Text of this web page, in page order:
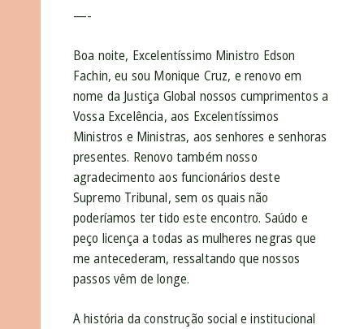
—-
Boa noite, Excelentíssimo Ministro Edson
Fachin, eu sou Monique Cruz, e renovo em
nome da Justiça Global nossos cumprimentos a
Vossa Excelência, aos Excelentíssimos
Ministros e Ministras, aos senhores e senhoras
presentes. Renovo também nosso
agradecimento aos funcionários deste
Supremo Tribunal, sem os quais não
poderíamos ter tido este encontro. Saúdo e
peço licença a todas as mulheres negras que
me antecederam, ressaltando que nossos
passos vêm de longe.
A história da construção social e institucional